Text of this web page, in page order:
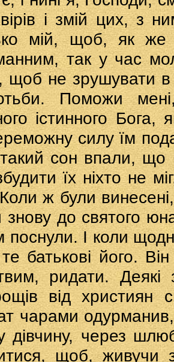
і змій цих, з
мій, щоб, як же
так у час
щоб не зрушувати
Поможи
істинного
силу їм
сон впали, що
їх ніхто не
ж були
знову до святого
поснули. І коли
батькові його.
ридати. Деякі
від християн
чарами
дівчину, через
щоб, живучи